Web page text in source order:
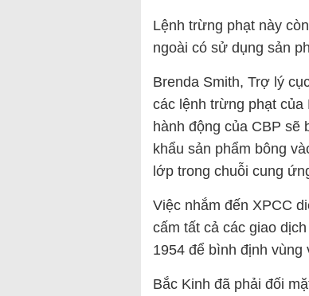
Lệnh trừng phạt này
ngoài có sử dụng sản
Brenda Smith, Trợ lý
các lệnh trừng phạt
hành động của CBP sẽ
khẩu sản phẩm bông
lớp trong chuỗi cung
Việc nhắm đến XPCC
cấm tất cả các giao
1954 để bình định vùng
Bắc Kinh đã phải đối